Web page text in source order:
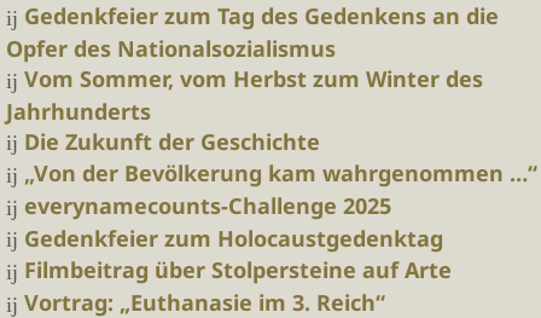
Gedenkfeier zum Tag des Gedenkens an die
Opfer des Nationalsozialismus
Vom Sommer, vom Herbst zum Winter des
Jahrhunderts
Die Zukunft der Geschichte
„Von der Bevölkerung kam wahrgenommen …“
everynamecounts-Challenge 2025
Gedenkfeier zum Holocaustgedenktag
Filmbeitrag über Stolpersteine auf Arte
Vortrag: „Euthanasie im 3. Reich“